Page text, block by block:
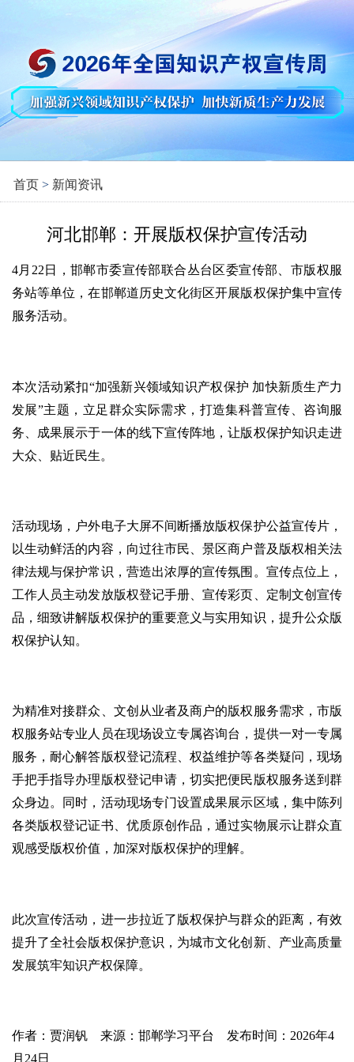
首页 > 新闻资讯
河北邯郸：开展版权保护宣传活动
4月22日，邯郸市委宣传部联合丛台区委宣传部、市版权服
务站等单位，在邯郸道历史文化街区开展版权保护集中宣传
服务活动。
本次活动紧扣“加强新兴领域知识产权保护 加快新质生产力
发展”主题，立足群众实际需求，打造集科普宣传、咨询服
务、成果展示于一体的线下宣传阵地，让版权保护知识走进
大众、贴近民生。
活动现场，户外电子大屏不间断播放版权保护公益宣传片，
以生动鲜活的内容，向过往市民、景区商户普及版权相关法
律法规与保护常识，营造出浓厚的宣传氛围。宣传点位上，
工作人员主动发放版权登记手册、宣传彩页、定制文创宣传
品，细致讲解版权保护的重要意义与实用知识，提升公众版
权保护认知。
为精准对接群众、文创从业者及商户的版权服务需求，市版
权服务站专业人员在现场设立专属咨询台，提供一对一专属
服务，耐心解答版权登记流程、权益维护等各类疑问，现场
手把手指导办理版权登记申请，切实把便民版权服务送到群
众身边。同时，活动现场专门设置成果展示区域，集中陈列
各类版权登记证书、优质原创作品，通过实物展示让群众直
观感受版权价值，加深对版权保护的理解。
此次宣传活动，进一步拉近了版权保护与群众的距离，有效
提升了全社会版权保护意识，为城市文化创新、产业高质量
发展筑牢知识产权保障。
作者：贾润钒 来源：邯郸学习平台 发布时间：2026年4
月24日